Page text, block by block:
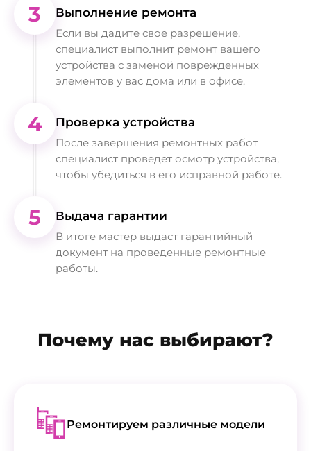
3 Выполнение ремонта
Если вы дадите свое разрешение,
специалист выполнит ремонт вашего
устройства с заменой поврежденных
элементов у вас дома или в офисе.
4 Проверка устройства
После завершения ремонтных работ
специалист проведет осмотр устройства,
чтобы убедиться в его исправной работе.
5 Выдача гарантии
В итоге мастер выдаст гарантийный
документ на проведенные ремонтные
работы.
Почему нас выбирают?
Ремонтируем различные модели